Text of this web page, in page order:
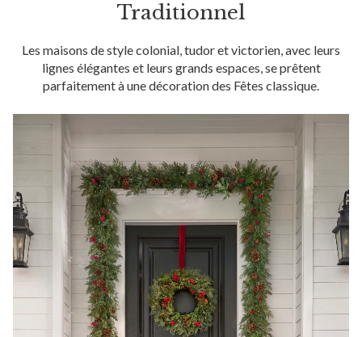
Traditionnel
Les maisons de style colonial, tudor et victorien, avec leurs
lignes élégantes et leurs grands espaces, se prêtent
parfaitement à une décoration des Fêtes classique.